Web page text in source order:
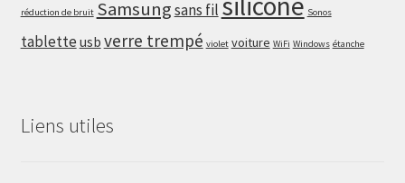
réduction de bruit Samsungsans fil Sonos
tablette usb verre trempé violet voiture WiFi Windows étanche
Liens utiles